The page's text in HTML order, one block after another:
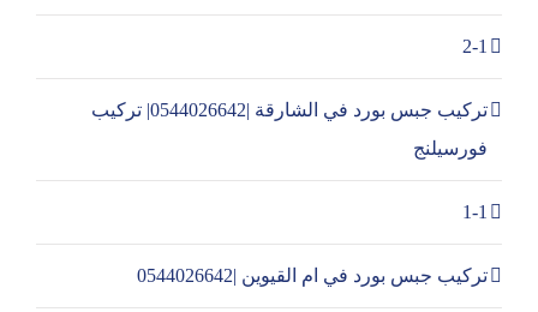
2-1
تركيب جبس بورد في الشارقة |0544026642| تركيب
فورسيلنج
1-1
تركيب جبس بورد في ام القيوين |0544026642